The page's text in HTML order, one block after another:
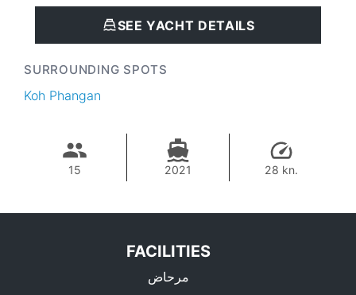
SEE YACHT DETAILS
SURROUNDING SPOTS
Koh Phangan
15 2021 28 kn.
FACILITIES
مرحاض